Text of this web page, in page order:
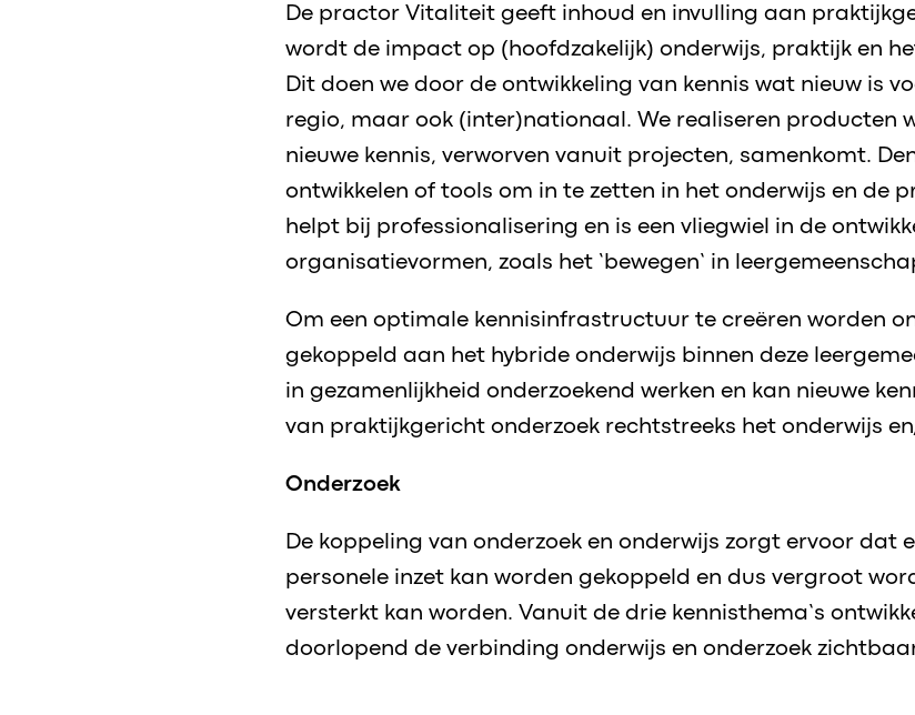
De practor Vitaliteit geeft inhoud en invulling aan
wordt de impact op (hoofdzakelijk) onderwijs, praktijk en
Dit doen we door de ontwikkeling van kennis wat nieuw is
regio, maar ook (inter)nationaal. We realiseren producten
nieuwe kennis, verworven vanuit projecten, samenkomt.
ontwikkelen of tools om in te zetten in het onderwijs en de
helpt bij professionalisering en is een vliegwiel in de
organisatievormen, zoals het ‘bewegen’ in
Om een optimale kennisinfrastructuur te creëren worden
gekoppeld aan het hybride onderwijs binnen deze
in gezamenlijkheid onderzoekend werken en kan nieuwe
van praktijkgericht onderzoek rechtstreeks het onderwijs
Onderzoek
De koppeling van onderzoek en onderwijs zorgt ervoor dat
personele inzet kan worden gekoppeld en dus vergroot
versterkt kan worden. Vanuit de drie kennisthema’s
doorlopend de verbinding onderwijs en onderzoek